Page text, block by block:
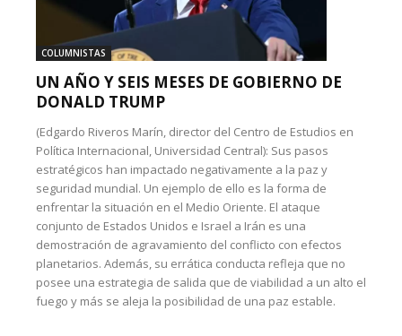
COLUMNISTAS
UN AÑO Y SEIS MESES DE GOBIERNO DE
DONALD TRUMP
(Edgardo Riveros Marín, director del Centro de Estudios en
Política Internacional, Universidad Central): Sus pasos
estratégicos han impactado negativamente a la paz y
seguridad mundial. Un ejemplo de ello es la forma de
enfrentar la situación en el Medio Oriente. El ataque
conjunto de Estados Unidos e Israel a Irán es una
demostración de agravamiento del conflicto con efectos
planetarios. Además, su errática conducta refleja que no
posee una estrategia de salida que de viabilidad a un alto el
fuego y más se aleja la posibilidad de una paz estable.